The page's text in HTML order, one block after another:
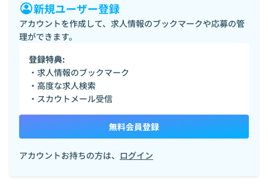
新規ユーザー登録
アカウントを作成して、求人情報のブックマークや応募の管
理ができます。
登録特典:
・求人情報のブックマーク
・高度な求人検索
・スカウトメール受信
無料会員登録
アカウントお持ちの方は、 ログイン